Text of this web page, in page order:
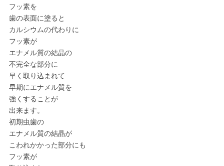
フッ素を
歯の表面に塗ると
カルシウムの代わりに
フッ素が
エナメル質の結晶の
不完全な部分に
早く取り込まれて
早期にエナメル質を
強くすることが
出来ます。
初期虫歯の
エナメル質の結晶が
こわれかかった部分にも
フッ素が